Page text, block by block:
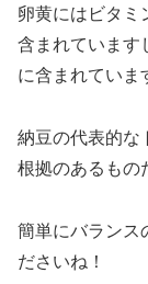
卵黄にはビタミ
含まれています
に含まれていま
納豆の代表的な
根拠のあるもの
簡単にバランス
ださいね！